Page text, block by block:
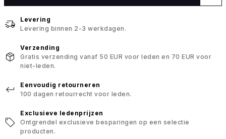
Levering
Levering binnen 2-3 werkdagen.
Verzending
Gratis verzending vanaf 50 EUR voor leden en 70 EUR voor
niet-leden.
Eenvoudig retourneren
100 dagen retourrecht voor leden.
Exclusieve ledenprijzen
Ontgrendel exclusieve besparingen op een selectie
producten.